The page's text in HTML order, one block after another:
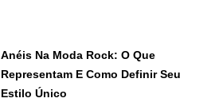
Anéis Na Moda Rock: O Que
Representam E Como Definir Seu
Estilo Único